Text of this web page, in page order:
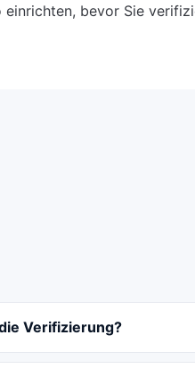
bevor Sie
Verifizierung?